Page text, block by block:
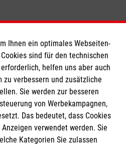
Ihnen ein optimales Webseiten-
sind für den technischen
helfen uns aber auch
verbessern und zusätzliche
Sie werden zur besseren
von Werbekampagnen,
Das bedeutet, dass Cookies
verwendet werden. Sie
Kategorien Sie zulassen